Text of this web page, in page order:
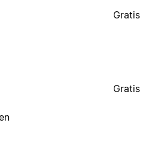
Gratis
Gratis